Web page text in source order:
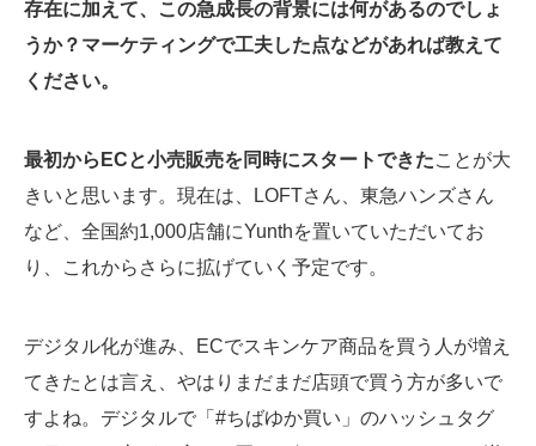
存在に加えて、この急成長の背景には何があるのでしょ
うか？マーケティングで工夫した点などがあれば教えて
ください。
最初からECと小売販売を同時にスタートできたことが大
きいと思います。現在は、LOFTさん、東急ハンズさん
など、全国約1,000店舗にYunthを置いていただいてお
り、これからさらに拡げていく予定です。
デジタル化が進み、ECでスキンケア商品を買う人が増え
てきたとは言え、やはりまだまだ店頭で買う方が多いで
すよね。デジタルで「#ちばゆか買い」のハッシュタグ